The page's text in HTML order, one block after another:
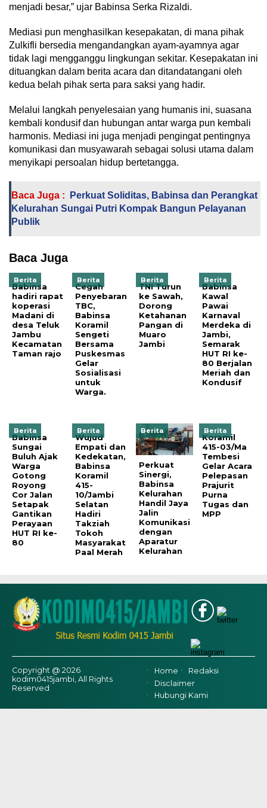
menjadi besar,” ujar Babinsa Serka Rizaldi.
Mediasi pun menghasilkan kesepakatan, di mana pihak
Zulkifli bersedia mengandangkan ayam-ayamnya agar
tidak lagi mengganggu lingkungan sekitar. Kesepakatan ini
dituangkan dalam berita acara dan ditandatangani oleh
kedua belah pihak serta para saksi yang hadir.
Melalui langkah penyelesaian yang humanis ini, suasana
kembali kondusif dan hubungan antar warga pun kembali
harmonis. Mediasi ini juga menjadi pengingat pentingnya
komunikasi dan musyawarah sebagai solusi utama dalam
menyikapi persoalan hidup bertetangga.
Baca Juga :
Perkuat Soliditas, Babinsa dan Perangkat
Kelurahan Sungai Putri Kompak Bangun Pelayanan
Publik
Baca Juga
Berita
Babinsa
hadiri rapat
koperasi
Madani di
desa Teluk
Jambu
Kecamatan
Taman rajo
Berita
Cegah
Penyebaran
TBC,
Babinsa
Koramil
Sengeti
Bersama
Puskesmas
Gelar
Sosialisasi
untuk
Warga.
Berita
TNI Turun
ke Sawah,
Dorong
Ketahanan
Pangan di
Muaro
Jambi
Berita
Babinsa
Kawal
Pawai
Karnaval
Merdeka di
Jambi,
Semarak
HUT RI ke-
80 Berjalan
Meriah dan
Kondusif
Berita
Babinsa
Sungai
Buluh Ajak
Warga
Gotong
Royong
Cor Jalan
Setapak
Gantikan
Perayaan
HUT RI ke-
80
Berita
Wujud
Empati dan
Kedekatan,
Babinsa
Koramil
415-
10/Jambi
Selatan
Hadiri
Takziah
Tokoh
Masyarakat
Paal Merah
Berita
Perkuat
Sinergi,
Babinsa
Kelurahan
Handil Jaya
Jalin
Komunikasi
dengan
Aparatur
Kelurahan
Berita
Koramil
415-03/Ma
Tembesi
Gelar Acara
Pelepasan
Prajurit
Purna
Tugas dan
MPP
Copyright @ 2026
kodim0415jambi, All Rights
Reserved
Home
Redaksi
Disclaimer
Hubungi Kami